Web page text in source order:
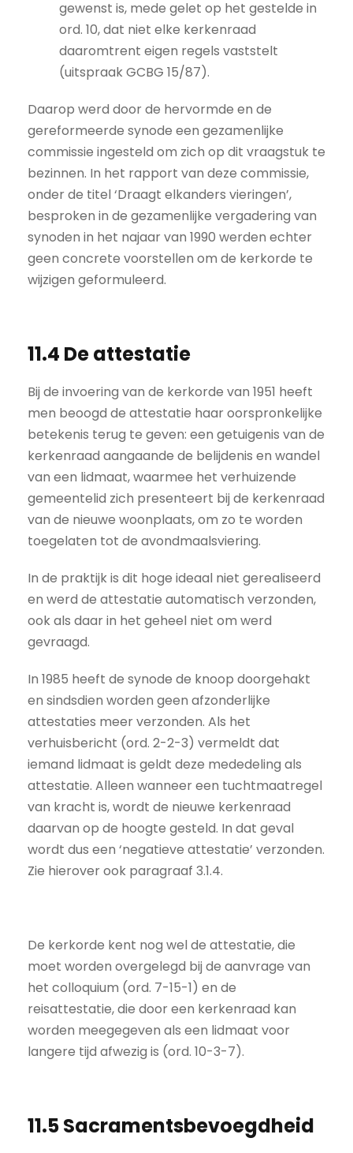
gewenst is, mede gelet op het gestelde in
ord. 10, dat niet elke kerkenraad
daaromtrent eigen regels vaststelt
(uitspraak GCBG 15/87).
Daarop werd door de hervormde en de
gereformeerde synode een gezamenlijke
commissie ingesteld om zich op dit vraagstuk te
bezinnen. In het rapport van deze commissie,
onder de titel ‘Draagt elkanders vieringen’,
besproken in de gezamenlijke vergadering van
synoden in het najaar van 1990 werden echter
geen concrete voorstellen om de kerkorde te
wijzigen geformuleerd.
11.4 De attestatie
Bij de invoering van de kerkorde van 1951 heeft
men beoogd de attestatie haar oorspronkelijke
betekenis terug te geven: een getuigenis van de
kerkenraad aangaande de belijdenis en wandel
van een lidmaat, waarmee het verhuizende
gemeentelid zich presenteert bij de kerkenraad
van de nieuwe woonplaats, om zo te worden
toegelaten tot de avondmaalsviering.
In de praktijk is dit hoge ideaal niet gerealiseerd
en werd de attestatie automatisch verzonden,
ook als daar in het geheel niet om werd
gevraagd.
In 1985 heeft de synode de knoop doorgehakt
en sindsdien worden geen afzonderlijke
attestaties meer verzonden. Als het
verhuisbericht (ord. 2-2-3) vermeldt dat
iemand lidmaat is geldt deze mededeling als
attestatie. Alleen wanneer een tuchtmaatregel
van kracht is, wordt de nieuwe kerkenraad
daarvan op de hoogte gesteld. In dat geval
wordt dus een ‘negatieve attestatie’ verzonden.
Zie hierover ook paragraaf 3.1.4.
De kerkorde kent nog wel de attestatie, die
moet worden overgelegd bij de aanvrage van
het colloquium (ord. 7-15-1) en de
reisattestatie, die door een kerkenraad kan
worden meegegeven als een lidmaat voor
langere tijd afwezig is (ord. 10-3-7).
11.5 Sacramentsbevoegdheid